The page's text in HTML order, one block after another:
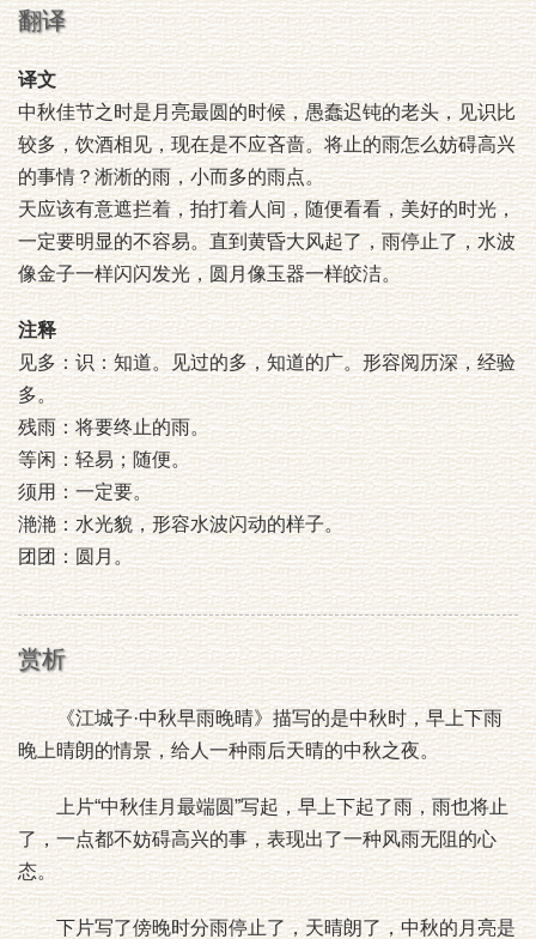
翻译
译文
中秋佳节之时是月亮最圆的时候，愚蠢迟钝的老头，见识比
较多，饮酒相见，现在是不应吝啬。将止的雨怎么妨碍高兴
的事情？淅淅的雨，小而多的雨点。
天应该有意遮拦着，拍打着人间，随便看看，美好的时光，
一定要明显的不容易。直到黄昏大风起了，雨停止了，水波
像金子一样闪闪发光，圆月像玉器一样皎洁。
注释
见多：识：知道。见过的多，知道的广。形容阅历深，经验
多。
残雨：将要终止的雨。
等闲：轻易；随便。
须用：一定要。
滟滟：水光貌，形容水波闪动的样子。
团团：圆月。
赏析
《江城子·中秋早雨晚晴》描写的是中秋时，早上下雨
晚上晴朗的情景，给人一种雨后天晴的中秋之夜。
上片“中秋佳月最端圆”写起，早上下起了雨，雨也将止
了，一点都不妨碍高兴的事，表现出了一种风雨无阻的心
态。
下片写了傍晚时分雨停止了，天晴朗了，中秋的月亮是